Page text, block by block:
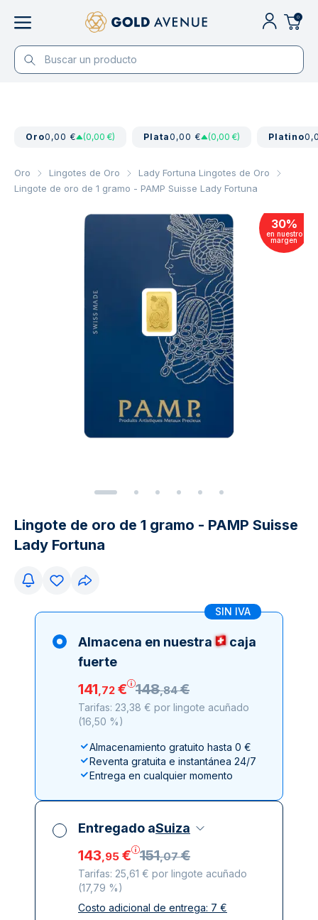
0
Oro0,00 € (0,00 €) Plata0,00 € (0,00 €) Platino
Oro Lingotes de Oro
Lady Fortuna Lingotes de Oro
Lingote de oro de 1 gramo - PAMP Suisse Lady Fortuna
30%
en nuestro
margen
Lingote de oro de 1 gramo - PAMP Suisse
Lady Fortuna
SIN IVA
Almacena en nuestra
caja
fuerte
141,72 € 148,84 €
Tarifas: 23,38 € por lingote acuñado
(16,50 %)
Almacenamiento gratuito hasta 0 €
Reventa gratuita e instantánea 24/7
Entrega en cualquier momento
Entregado aSuiza
143,95 € 151,07 €
Tarifas: 25,61 € por lingote acuñado
(17,79 %)
Impuestos incluidos
Costo adicional de entrega: 7 €